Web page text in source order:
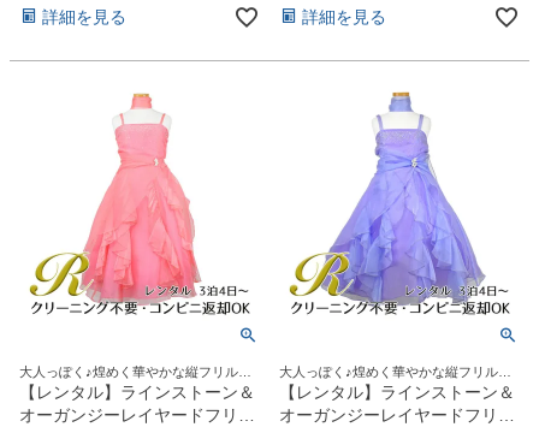
詳細を見る 詳細を見る
大人っぽく♪煌めく華やかな縦フリルド
レス
【レンタル】ラインストーン＆
オーガンジーレイヤードフリル
大人っぽく♪煌めく華やかな縦フリルド
レス
【レンタル】ラインストーン＆
オーガンジーレイヤードフリル